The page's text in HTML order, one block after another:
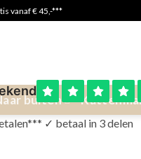
vanaf € 45,-***
buiten
✓ betaal in 3 delen